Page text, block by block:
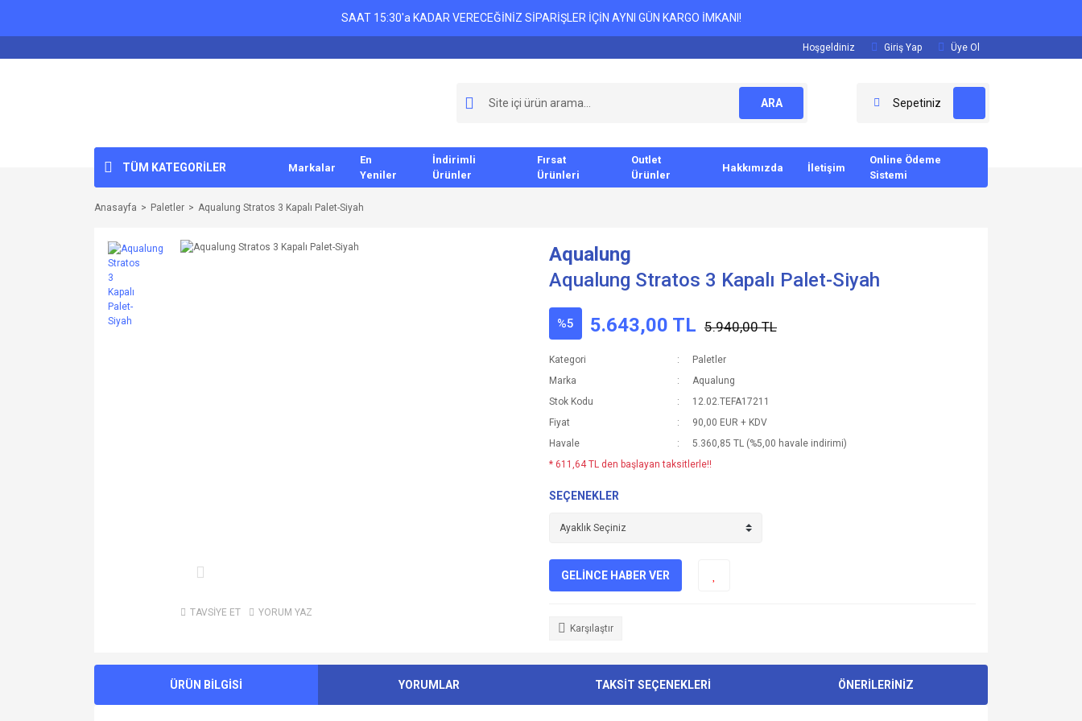
SAAT 15:30'a KADAR VERECEĞİNİZ SİPARİŞLER İÇİN AYNI GÜN KARGO İMKANI!
Hoşgeldiniz Giriş Yap Üye Ol
ARA Sepetiniz
TÜM KATEGORİLER Markalar
En
Yeniler
İndirimli
Ürünler
Fırsat
Ürünleri
Outlet
Ürünler
Hakkımızda İletişim
Online Ödeme
Sistemi
Anasayfa Paletler Aqualung Stratos 3 Kapalı Palet-Siyah
TAVSİYE ET YORUM YAZ
Aqualung
Aqualung Stratos 3 Kapalı Palet-Siyah
%5 5.643,00 TL 5.940,00 TL
Kategori
Paletler
Marka
Aqualung
Stok Kodu
12.02.TEFA17211
Fiyat
90,00 EUR + KDV
Havale
5.360,85 TL (%5,00 havale indirimi)
* 611,64 TL den başlayan taksitlerle!!
SEÇENEKLER
GELİNCE HABER VER
Karşılaştır
ÜRÜN BİLGİSİ YORUMLAR TAKSİT SEÇENEKLERİ ÖNERİLERİNİZ